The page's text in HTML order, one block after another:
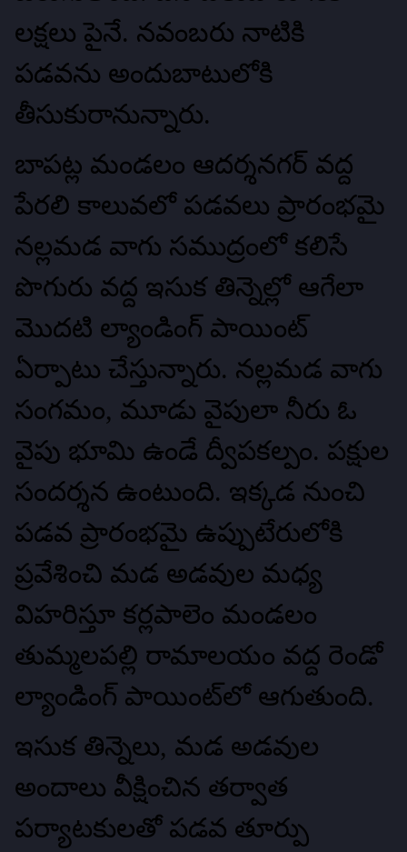
లక్షలు పైనే. నవంబరు నాటికి
పడవను అందుబాటులోకి
తీసుకురానున్నారు.
బాపట్ల మండలం ఆదర్శనగర్‌ వద్ద
పేరలి కాలువలో పడవలు ప్రారంభమై
నల్లమడ వాగు సముద్రంలో కలిసే
పొగురు వద్ద ఇసుక తిన్నెల్లో ఆగేలా
మొదటి ల్యాండింగ్‌ పాయింట్‌
ఏర్పాటు చేస్తున్నారు. నల్లమడ వాగు
సంగమం, మూడు వైపులా నీరు ఓ
వైపు భూమి ఉండే ద్వీపకల్పం. పక్షుల
సందర్శన ఉంటుంది. ఇక్కడ నుంచి
పడవ ప్రారంభమై ఉప్పుటేరులోకి
ప్రవేశించి మడ అడవుల మధ్య
విహరిస్తూ కర్లపాలెం మండలం
తుమ్మలపల్లి రామాలయం వద్ద రెండో
ల్యాండింగ్‌ పాయింట్‌లో ఆగుతుంది.
ఇసుక తిన్నెలు, మడ అడవుల
అందాలు వీక్షించిన తర్వాత
పర్యాటకులతో పడవ తూర్పు